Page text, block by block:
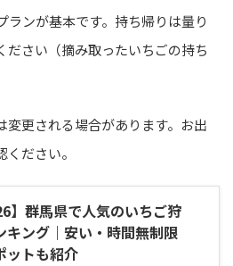
ランが基本です。持ち帰りは量り
ださい（摘み取ったいちごの持ち
更される場合があります。お出
ださい。
】群馬県で人気のいちご狩
キング｜安い・時間無制限
ットも紹介